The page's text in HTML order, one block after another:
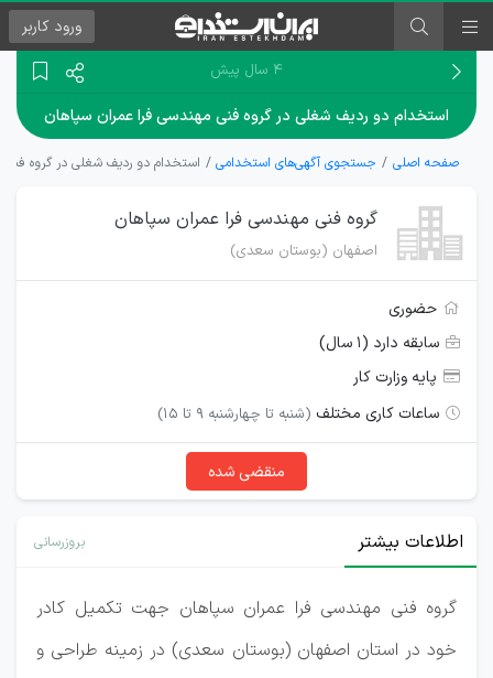
ورود کاربر
۴ سال پیش
استخدام دو ردیف شغلی در گروه فنی مهندسی فرا عمران سپاهان
صفحه اصلی جستجوی آگهی‌های استخدامی استخدام دو ردیف شغلی در گروه فنی
گروه فنی مهندسی فرا عمران سپاهان
اصفهان (بوستان سعدی)
حضوری
سابقه دارد (۱ سال)
پایه وزارت کار
ساعات کاری مختلف (شنبه تا چهارشنبه 9 تا 15)
منقضی شده
اطلاعات بیشتر بروزرسانی
گروه فنی مهندسی فرا عمران سپاهان جهت تکمیل کادر
خود در استان‌ اصفهان (بوستان سعدی) در زمینه طراحی و